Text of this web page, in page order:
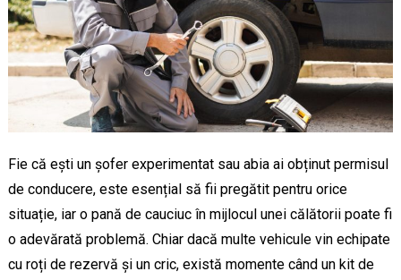
Fie că ești un șofer experimentat sau abia ai obținut permisul
de conducere, este esențial să fii pregătit pentru orice
situație, iar o pană de cauciuc în mijlocul unei călătorii poate fi
o adevărată problemă. Chiar dacă multe vehicule vin echipate
cu roți de rezervă și un cric, există momente când un kit de